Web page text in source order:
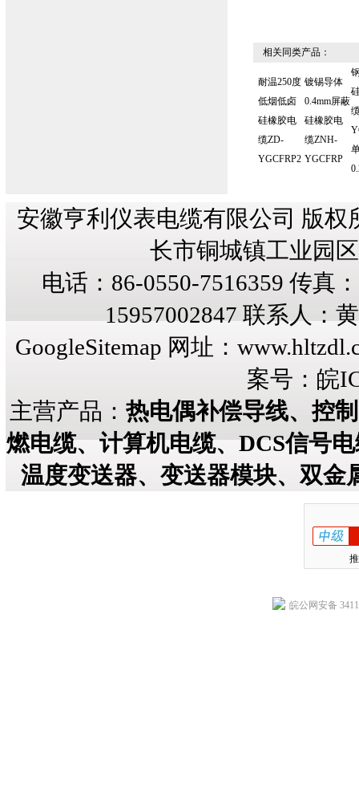
相关同类产品：
耐温250度
低烟低卤
硅橡胶电
缆ZD-
YGCFRP2
镀锡导体
0.4mm屏蔽
硅橡胶电
缆ZNH-
YGCFRP
安徽亨利仪表电缆有限公司 版权
长市铜城镇工业园
电话：86-0550-7516359 传真
15957002847 联系人：
GoogleSitemap 网址：
案号： 皖
主营产品： 热电偶补偿导线、控
燃电缆、计算机电缆、DCS信号
温度变送器、变送器模块、双金
皖公网安备